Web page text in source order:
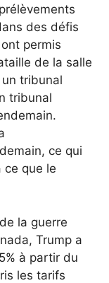
des défis
permis
de la salle
un tribunal
tribunal
ce qui
ce que le
la guerre
Trump a
à partir du
les tarifs